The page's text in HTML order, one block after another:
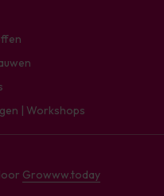
| Workshops
Growww.today